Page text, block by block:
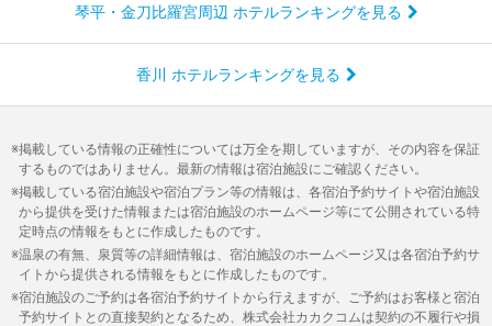
琴平・金刀比羅宮周辺 ホテルランキングを見る
香川 ホテルランキングを見る
掲載している情報の正確性については万全を期していますが、その内容を保証
するものではありません。最新の情報は宿泊施設にご確認ください。
掲載している宿泊施設や宿泊プラン等の情報は、各宿泊予約サイトや宿泊施設
から提供を受けた情報または宿泊施設のホームページ等にて公開されている特
定時点の情報をもとに作成したものです。
温泉の有無、泉質等の詳細情報は、宿泊施設のホームページ又は各宿泊予約サ
イトから提供される情報をもとに作成したものです。
宿泊施設のご予約は各宿泊予約サイトから行えますが、ご予約はお客様と宿泊
予約サイトとの直接契約となるため、株式会社カカクコムは契約の不履行や損